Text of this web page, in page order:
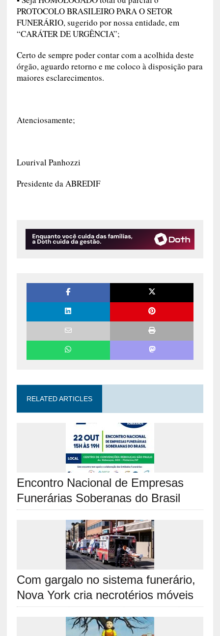
PROTOCOLO BRASILEIRO PARA O SETOR
FUNERÁRIO, sugerido por nossa entidade, em
“CARÁTER DE URGÊNCIA”;
Certo de sempre poder contar com a acolhida deste
órgão, aguardo retorno e me coloco à disposição para
maiores esclarecimentos.
Atenciosamente;
Lourival Panhozzi
Presidente da ABREDIF
RELATED ARTICLES
Encontro Nacional de Empresas
Funerárias Soberanas do Brasil
Com gargalo no sistema funerário,
Nova York cria necrotérios móveis